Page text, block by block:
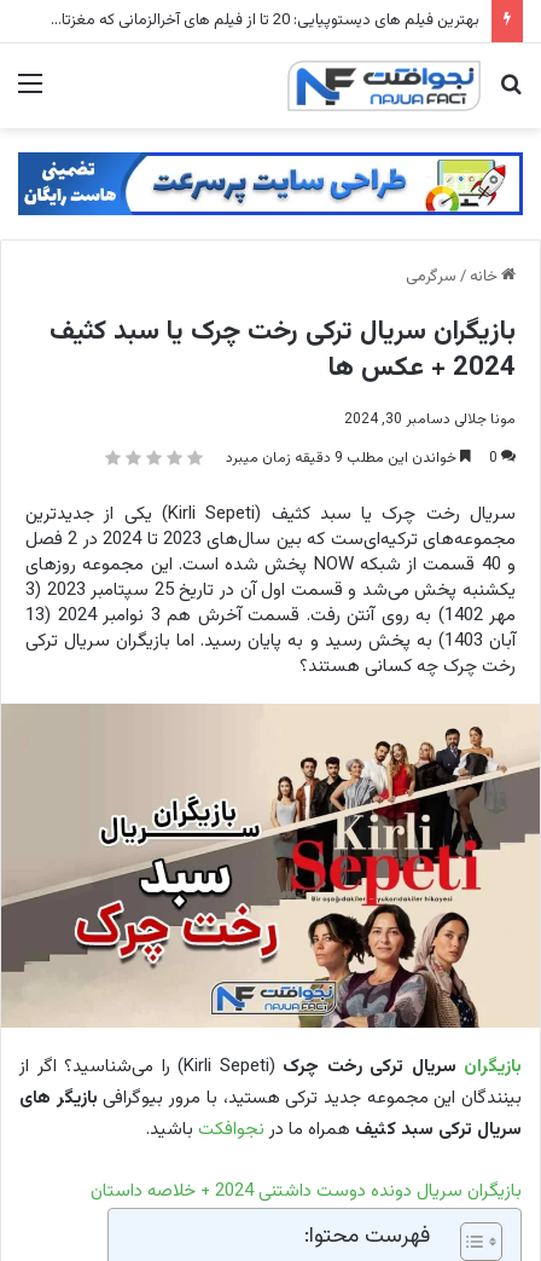
شهرهای متروکه جهان: ۱۵ شهر ارواح که زمانی میلیون ها نفر در آنها زندگی می کردند
جستجو
خانه / سرگرمی
بازیگران سریال ترکی رخت چرک یا سبد کثیف
2024 + عکس ها
مونا جلالی دسامبر 30, 2024
0
خواندن این مطلب 9 دقیقه زمان میبرد
سریال رخت چرک یا سبد کثیف (Kirli Sepeti) یکی از جدیدترین
مجموعه‌های ترکیه‌ای‌ست که بین سال‌های 2023 تا 2024 در 2 فصل
و 40 قسمت از شبکه NOW پخش شده است. این مجموعه روزهای
یکشنبه پخش می‌شد و قسمت اول آن در تاریخ 25 سپتامبر 2023 (3
مهر 1402) به روی آنتن رفت. قسمت آخرش هم 3 نوامبر 2024 (13
آبان 1403) به پخش رسید و به پایان رسید. اما بازیگران سریال ترکی
رخت چرک چه کسانی هستند؟
بازیگران سریال ترکی رخت چرک
(Kirli Sepeti) را می‌شناسید؟ اگر از
بینندگان این مجموعه جدید ترکی هستید، با مرور بیوگرافی بازیگر های
سریال ترکی سبد کثیف همراه ما درنجوافکت باشید.
بازیگران سریال دونده دوست داشتنی 2024 + خلاصه داستان
فهرست محتوا: